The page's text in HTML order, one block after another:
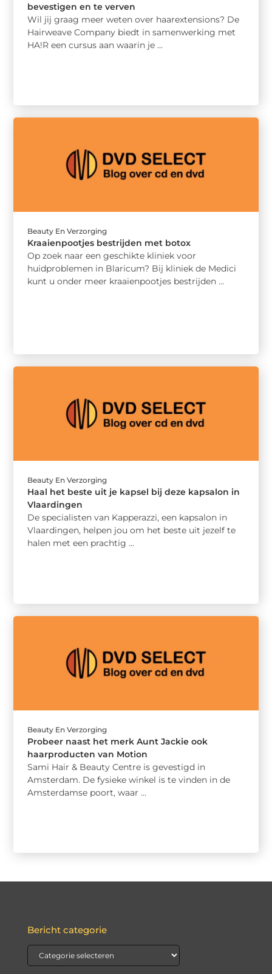
bevestigen en te verven
Wil jij graag meer weten over haarextensions? De
Hairweave Company biedt in samenwerking met
HA!R een cursus aan waarin je ...
Beauty En Verzorging
Kraaienpootjes bestrijden met botox
Op zoek naar een geschikte kliniek voor
huidproblemen in Blaricum? Bij kliniek de Medici
kunt u onder meer kraaienpootjes bestrijden ...
Beauty En Verzorging
Haal het beste uit je kapsel bij deze kapsalon in
Vlaardingen
De specialisten van Kapperazzi, een kapsalon in
Vlaardingen, helpen jou om het beste uit jezelf te
halen met een prachtig ...
Beauty En Verzorging
Probeer naast het merk Aunt Jackie ook
haarproducten van Motion
Sami Hair & Beauty Centre is gevestigd in
Amsterdam. De fysieke winkel is te vinden in de
Amsterdamse poort, waar ...
Bericht categorie